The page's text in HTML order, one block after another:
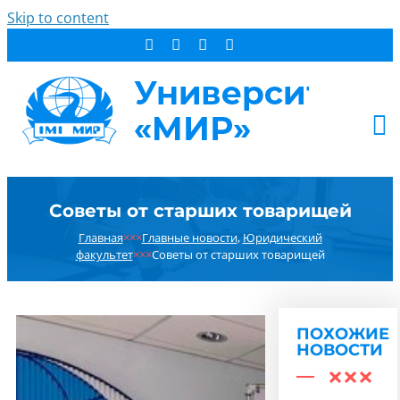
Skip to content
СТУДЕНТУ
ДОПОБРАЗОВАНИЕ
КОНТАКТЫ
РЕЗУЛЬТАТ ПОИСКА:
Советы от старших товарищей
Главная×××Главные новости, Юридический
факультет×××Советы от старших товарищей
ПОХОЖИЕ
НОВОСТИ